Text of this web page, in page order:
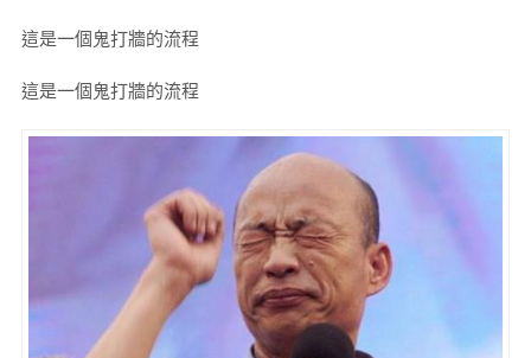
這是一個鬼打牆的流程
這是一個鬼打牆的流程